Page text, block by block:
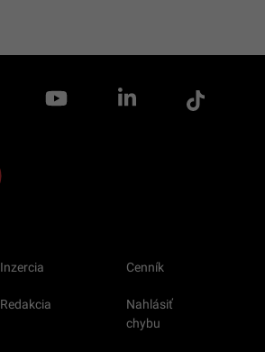
Inzercia Cenník
Redakcia
Nahlásiť
chybu